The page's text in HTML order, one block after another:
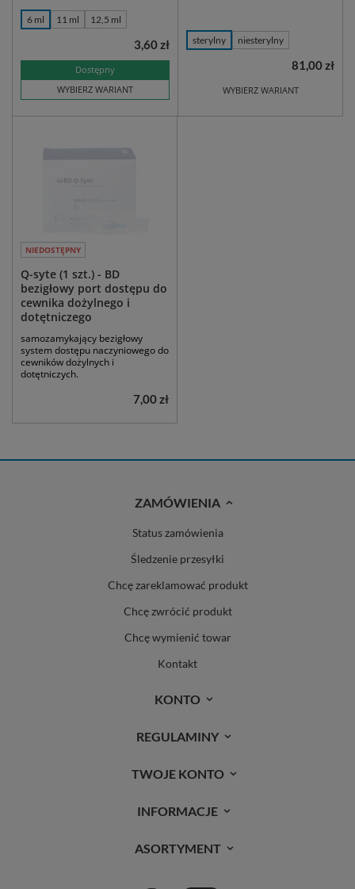
6 ml 11 ml 12,5 ml
Dostępny
WYBIERZ WARIANT
3,60 zł sterylny niesterylny
WYBIERZ WARIANT
81,00 zł
NIEDOSTĘPNY
Q-syte (1 szt.) - BD
bezigłowy port dostępu do
cewnika dożylnego i
dotętniczego
samozamykający bezigłowy
system dostępu naczyniowego do
cewników dożylnych i
dotętniczych.
7,00 zł
ZAMÓWIENIA
Status zamówienia
Śledzenie przesyłki
Chcę zareklamować produkt
Chcę zwrócić produkt
Chcę wymienić towar
Kontakt
KONTO
REGULAMINY
TWOJE KONTO
INFORMACJE
ASORTYMENT